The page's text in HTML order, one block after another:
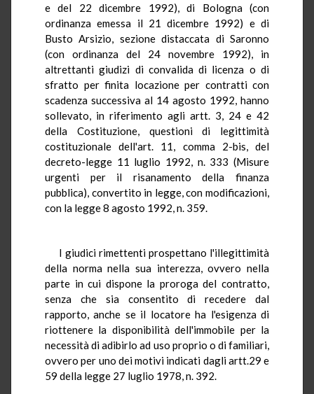
e del 22 dicembre 1992), di Bologna (con
ordinanza emessa il 21 dicembre 1992) e di
Busto Arsizio, sezione distaccata di Saronno
(con ordinanza del 24 novembre 1992), in
altrettanti giudizi di convalida di licenza o di
sfratto per finita locazione per contratti con
scadenza successiva al 14 agosto 1992, hanno
sollevato, in riferimento agli artt. 3, 24 e 42
della Costituzione, questioni di legittimità
costituzionale dell'art. 11, comma 2-bis, del
decreto-legge 11 luglio 1992, n. 333 (Misure
urgenti per il risanamento della finanza
pubblica), convertito in legge, con modificazioni,
con la legge 8 agosto 1992, n. 359.
I giudici rimettenti prospettano l'illegittimità
della norma nella sua interezza, ovvero nella
parte in cui dispone la proroga del contratto,
senza che sia consentito di recedere dal
rapporto, anche se il locatore ha l'esigenza di
riottenere la disponibilità dell'immobile per la
necessità di adibirlo ad uso proprio o di familiari,
ovvero per uno dei motivi indicati dagli artt.29 e
59 della legge 27 luglio 1978, n. 392.